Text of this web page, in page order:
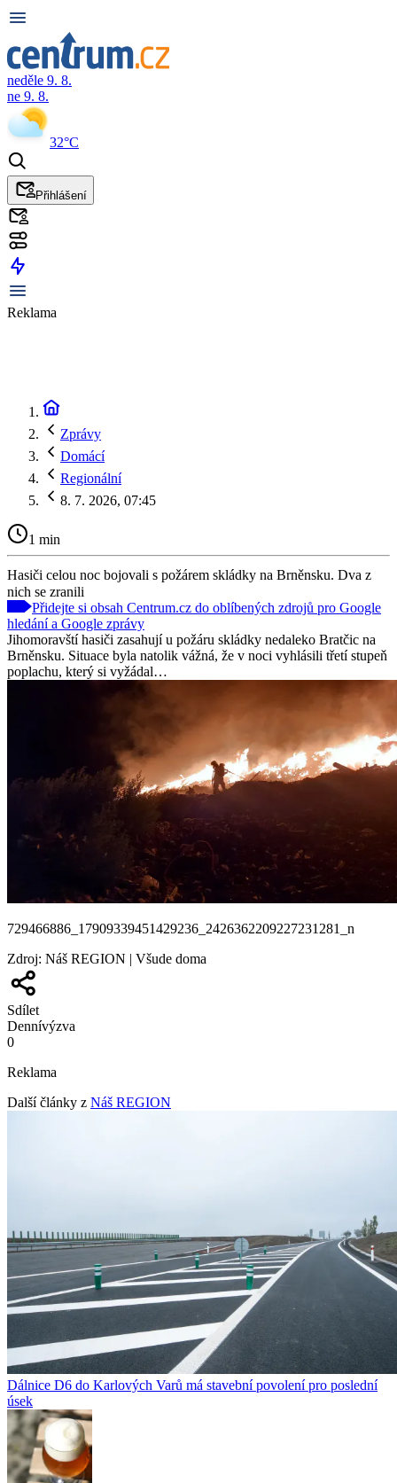
neděle 9. 8.
ne 9. 8.
32°C
Přihlášení
Reklama
Zprávy
Domácí
Regionální
8. 7. 2026, 07:45
1 min
Hasiči celou noc bojovali s požárem skládky na Brněnsku. Dva z
nich se zranili
Přidejte si obsah Centrum.cz do oblíbených zdrojů pro Google
hledání a Google zprávy
Jihomoravští hasiči zasahují u požáru skládky nedaleko Bratčic na
Brněnsku. Situace byla natolik vážná, že v noci vyhlásili třetí stupeň
poplachu, který si vyžádal…
729466886_17909339451429236_2426362209227231281_n
Zdroj: Náš REGION | Všude doma
Sdílet
Dennívýzva
0
Reklama
Další články z Náš REGION
Dálnice D6 do Karlových Varů má stavební povolení pro poslední
úsek